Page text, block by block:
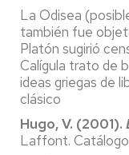
La Odisea
también fue
Platón sugirió
Calígula trato de
ideas griegas de
clásico
Hugo, V. (2001).
Laffont.